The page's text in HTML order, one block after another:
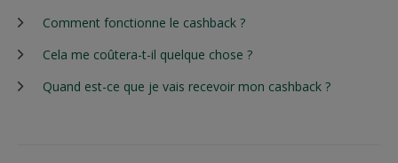
Comment fonctionne le cashback ?
Cela me coûtera-t-il quelque chose ?
Quand est-ce que je vais recevoir mon cashback ?